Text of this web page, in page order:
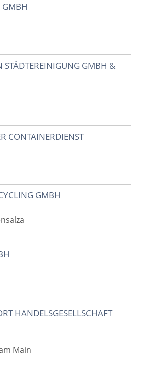
GMBH
STÄDTEREINIGUNG GMBH &
CONTAINERDIENST
GMBH
HANDELSGESELLSCHAFT
Main